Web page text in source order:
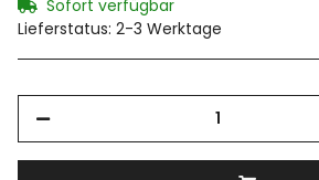
Sofort verfügbar
Lieferstatus: 2-3 Werktage